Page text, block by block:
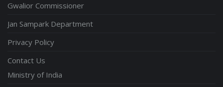
Gwalior Commissioner
Jan Sampark Department
Privacy Policy
Contact Us
Ministry of India